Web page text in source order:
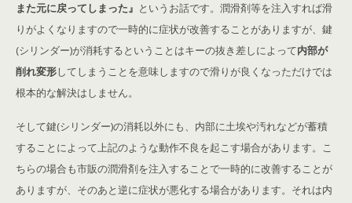
また元に戻ってしまった』 というお話です。潤滑剤等を注入すれば滑
りがよくなりますので一時的に症状が改善することがありますが、鍵
(シリンダー)が消耗するということはキーの抜き差しによって内部が
削れ変形してしまうことを意味しますので滑りが良くなっただけでは
根本的な解決はしません。
そして鍵(シリンダー)の消耗以外にも、内部に土埃や汚れなどが蓄積
することによって上記のような動作不良を起こす場合があります。こ
ちらの場合も市販の潤滑剤を注入することで一時的に改善することが
ありますが、そのあと逆に症状が悪化する場合があります。それは内